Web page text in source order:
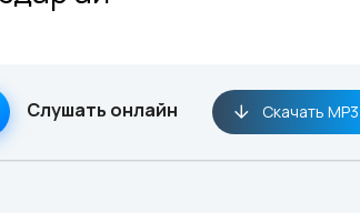
Слушать онлайн Скачать MP3